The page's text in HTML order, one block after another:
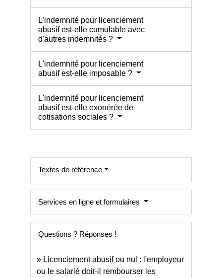
L'indemnité pour licenciement
abusif est-elle cumulable avec
d'autres indemnités ?
L'indemnité pour licenciement
abusif est-elle imposable ?
L'indemnité pour licenciement
abusif est-elle exonérée de
cotisations sociales ?
Textes de référence
Services en ligne et formulaires
Questions ? Réponses !
Licenciement abusif ou nul : l'employeur
ou le salarié doit-il rembourser les